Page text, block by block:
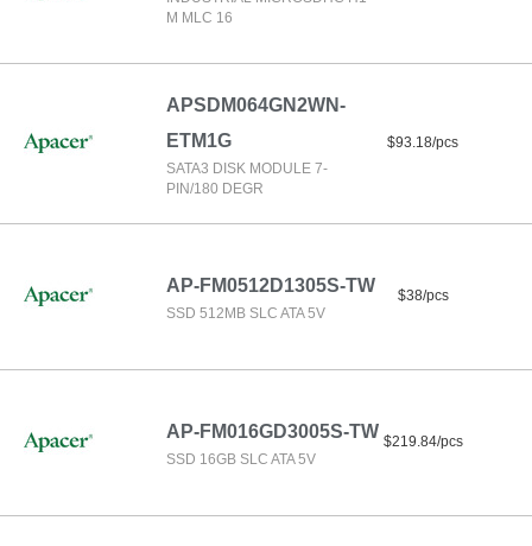
M MLC 16
APSDM064GN2WN-
ETM1G
SATA3 DISK MODULE 7-
PIN/180 DEGR
$93.18/pcs
AP-FM0512D1305S-TW
SSD 512MB SLC ATA 5V
$38/pcs
AP-FM016GD3005S-TW
SSD 16GB SLC ATA 5V
$219.84/pcs